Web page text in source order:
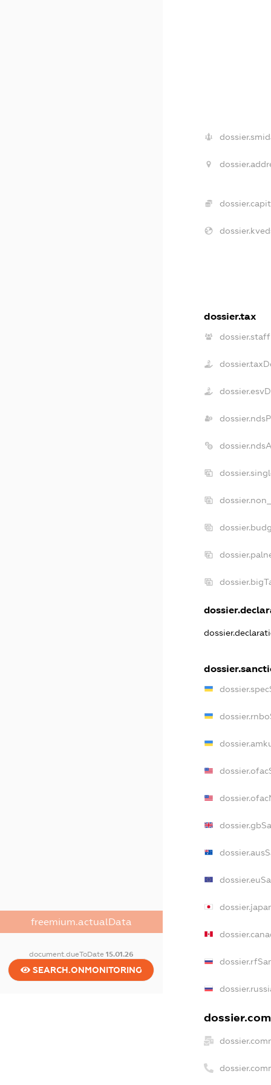
freemium.actualData
document.dueToDate 15.01.26
SEARCH.ONMONITORING
dossier.tax
dossier.staff